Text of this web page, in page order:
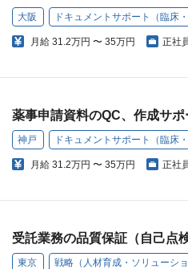
大阪
月給 31.2万円 〜 35万円 正社
薬事申請資料のQC、作成サポ
神戸
月給 31.2万円 〜 35万円 正社
受託業務の品質保証（自己点
東京 戦略（人材育成・ソリューショ